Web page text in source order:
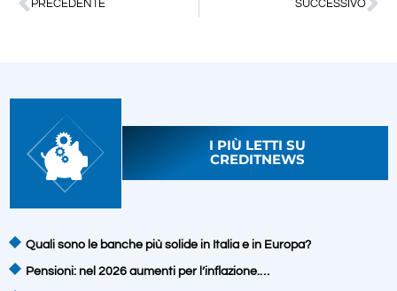
PRECEDENTE SUCCESSIVO
I PIÙ LETTI SU
CREDITNEWS
Quali sono le banche più solide in Italia e in Europa?
Pensioni: nel 2026 aumenti per l’inflazione.…